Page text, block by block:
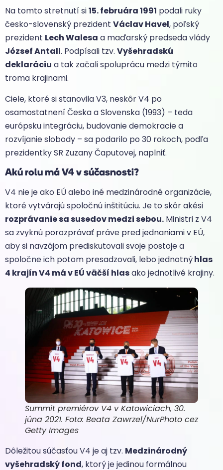
Na tomto stretnutí si15. februára 1991 podali ruky
česko-slovenský prezident Václav Havel, poľský
prezident Lech Walesa a maďarský predseda vlády
József Antall. Podpísali tzv. Vyšehradskú
deklaráciu a tak začali spoluprácu medzi týmito
troma krajinami.
Ciele, ktoré si stanovila V3, neskôr V4 po
osamostatnení Česka a Slovenska (1993) – teda
európsku integráciu, budovanie demokracie a
rozvíjanie slobody – sa podarilo po 30 rokoch, podľa
prezidentky SR Zuzany Čaputovej, naplniť.
Akú rolu má V4 v súčasnosti?
V4 nie je ako EÚ alebo iné medzinárodné organizácie,
ktoré vytvárajú spoločnú inštitúciu. Je to skôr akési
rozprávanie sa susedov medzi sebou. Ministri z V4
sa zvyknú porozprávať práve pred jednaniami v EÚ,
aby si navzájom prediskutovali svoje postoje a
spoločne ich potom presadzovali, lebo jednotnýhlas
4 krajín V4 má v EÚ väčší hlasako jednotlivé krajiny.
Summit premiérov V4 v Katowiciach, 30.
júna 2021. Foto: Beata Zawrzel/NurPhoto cez
Getty Images
Dôležitou súčasťou V4 je aj tzv. Medzinárodný
vyšehradský fond, ktorý je jedinou formálnou